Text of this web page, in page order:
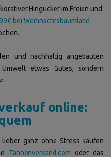
Hingucker im Freien und
bei Weihnachtsbaumland
und nachhaltig angebauten
etwas Gutes, sondern
online:
ganz ohne Stress kaufen
Tannenversand.com oder das